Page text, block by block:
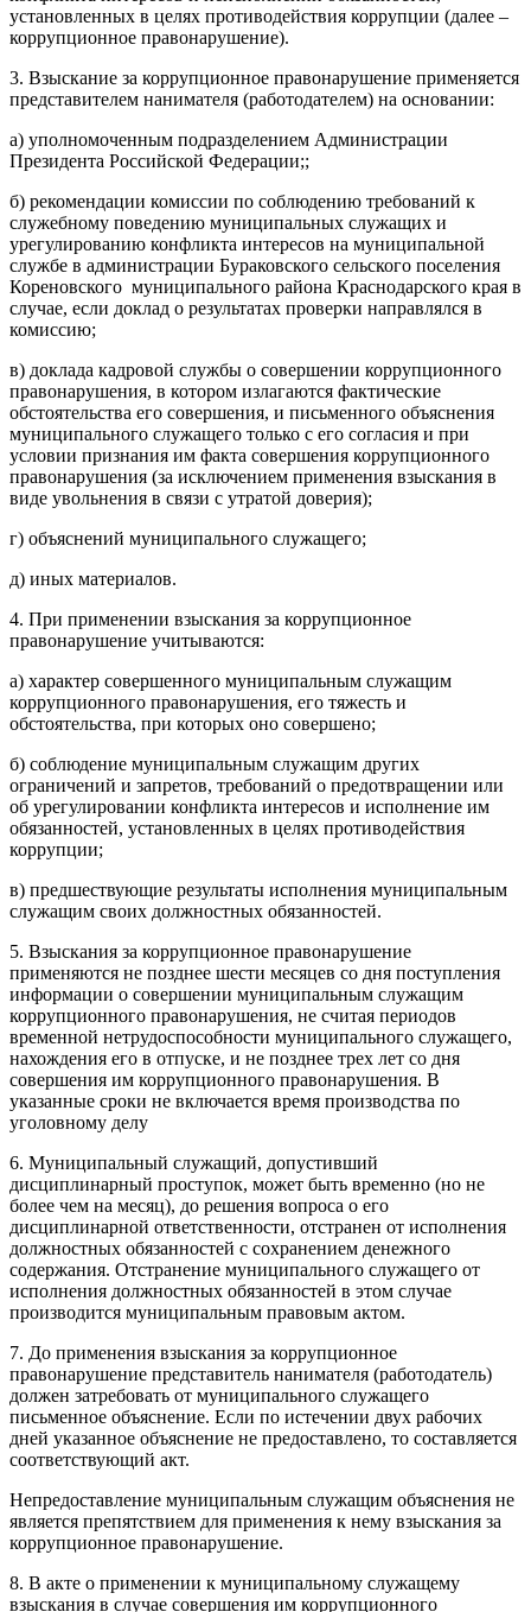
установленных в целях противодействия коррупции (далее –
коррупционное правонарушение).
3. Взыскание за коррупционное правонарушение применяется
представителем нанимателя (работодателем) на основании:
а) уполномоченным подразделением Администрации
Президента Российской Федерации;;
б) рекомендации комиссии по соблюдению требований к
служебному поведению муниципальных служащих и
урегулированию конфликта интересов на муниципальной
службе в администрации Бураковского сельского поселения
Кореновского муниципального района Краснодарского края в
случае, если доклад о результатах проверки направлялся в
комиссию;
в) доклада кадровой службы о совершении коррупционного
правонарушения, в котором излагаются фактические
обстоятельства его совершения, и письменного объяснения
муниципального служащего только с его согласия и при
условии признания им факта совершения коррупционного
правонарушения (за исключением применения взыскания в
виде увольнения в связи с утратой доверия);
г) объяснений муниципального служащего;
д) иных материалов.
4. При применении взыскания за коррупционное
правонарушение учитываются:
а) характер совершенного муниципальным служащим
коррупционного правонарушения, его тяжесть и
обстоятельства, при которых оно совершено;
б) соблюдение муниципальным служащим других
ограничений и запретов, требований о предотвращении или
об урегулировании конфликта интересов и исполнение им
обязанностей, установленных в целях противодействия
коррупции;
в) предшествующие результаты исполнения муниципальным
служащим своих должностных обязанностей.
5. Взыскания за коррупционное правонарушение
применяются не позднее шести месяцев со дня поступления
информации о совершении муниципальным служащим
коррупционного правонарушения, не считая периодов
временной нетрудоспособности муниципального служащего,
нахождения его в отпуске, и не позднее трех лет со дня
совершения им коррупционного правонарушения. В
указанные сроки не включается время производства по
уголовному делу
6. Муниципальный служащий, допустивший
дисциплинарный проступок, может быть временно (но не
более чем на месяц), до решения вопроса о его
дисциплинарной ответственности, отстранен от исполнения
должностных обязанностей с сохранением денежного
содержания. Отстранение муниципального служащего от
исполнения должностных обязанностей в этом случае
производится муниципальным правовым актом.
7. До применения взыскания за коррупционное
правонарушение представитель нанимателя (работодатель)
должен затребовать от муниципального служащего
письменное объяснение. Если по истечении двух рабочих
дней указанное объяснение не предоставлено, то составляется
соответствующий акт.
Непредоставление муниципальным служащим объяснения не
является препятствием для применения к нему взыскания за
коррупционное правонарушение.
8. В акте о применении к муниципальному служащему
взыскания в случае совершения им коррупционного